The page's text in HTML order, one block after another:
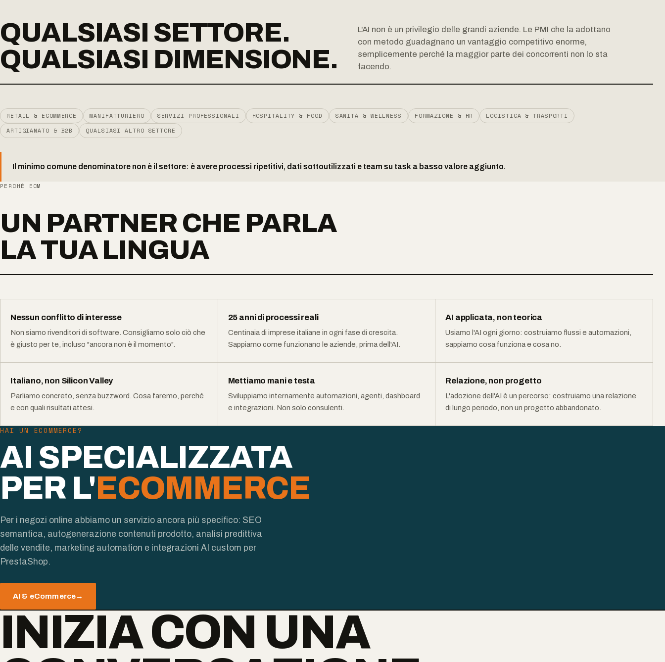
QUALSIASI SETTORE.
QUALSIASI DIMENSIONE.
L'AI non è un privilegio delle grandi aziende. Le PMI che la adottano
con metodo guadagnano un vantaggio competitivo enorme,
semplicemente perché la maggior parte dei concorrenti non lo sta
facendo.
RETAIL & ECOMMERCE MANIFATTURIERO SERVIZI PROFESSIONALI HOSPITALITY & FOOD SANITÀ & WELLNESS FORMAZIONE & HR
LOGISTICA & TRASPORTI
ARTIGIANATO & B2B
QUALSIASI ALTRO SETTORE
Il minimo comune denominatore non è il settore: è avere processi ripetitivi, dati sottoutilizzati e team su task a basso valore aggiunto.
PERCHÉ ECM
UN PARTNER CHE PARLA
LA TUA LINGUA
Nessun conflitto di interesse
Non siamo rivenditori di software. Consigliamo solo ciò che
è giusto per te, incluso "ancora non è il momento".
25 anni di processi reali
Centinaia di imprese italiane in ogni fase di crescita.
Sappiamo come funzionano le aziende, prima dell'AI.
AI applicata, non teorica
Usiamo l'AI ogni giorno: costruiamo flussi e automazioni,
sappiamo cosa funziona e cosa no.
Italiano, non Silicon Valley
Parliamo concreto, senza buzzword. Cosa faremo, perché
e con quali risultati attesi.
Mettiamo mani e testa
Sviluppiamo internamente automazioni, agenti, dashboard
e integrazioni. Non solo consulenti.
Relazione, non progetto
L'adozione dell'AI è un percorso: costruiamo una relazione
di lungo periodo, non un progetto abbandonato.
HAI UN ECOMMERCE?
AI SPECIALIZZATA
PER L'ECOMMERCE
Per i negozi online abbiamo un servizio ancora più specifico: SEO
semantica, autogenerazione contenuti prodotto, analisi predittiva
delle vendite, marketing automation e integrazioni AI custom per
PrestaShop.
AI & eCommerce→
INIZIA CON UNA